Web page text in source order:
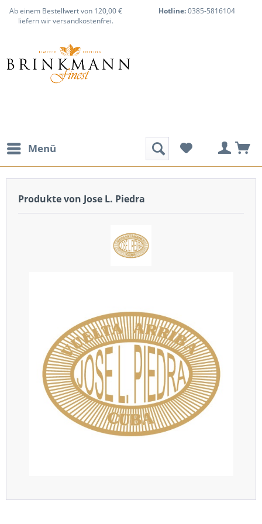
Ab einem Bestellwert von 120,00 €
liefern wir versandkostenfrei.
Hotline:0385-5816104
Menü
Produkte von Jose L. Piedra